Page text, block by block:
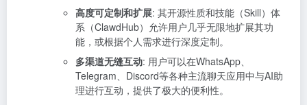
高度可定制和扩展: 其开源性质和技能（Skill）体
系（ClawdHub）允许用户几乎无限地扩展其功
能，或根据个人需求进行深度定制。
多渠道无缝互动: 用户可以在WhatsApp、
Telegram、Discord等各种主流聊天应用中与AI助
理进行互动，提供了极大的便利性。